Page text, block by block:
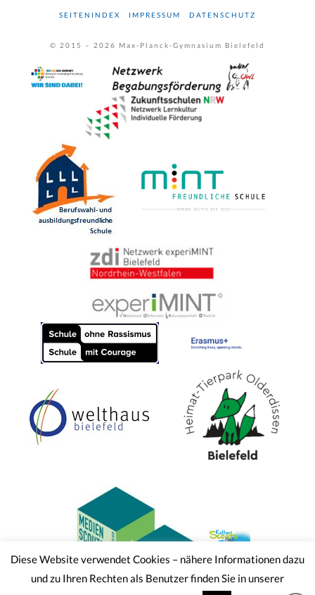
SEITENINDEX IMPRESSUM DATENSCHUTZ
© 2015 – 2026 Max-Planck-Gymnasium Bielefeld
Diese Website verwendet Cookies – nähere Informationen dazu
und zu Ihren Rechten als Benutzer finden Sie in unserer